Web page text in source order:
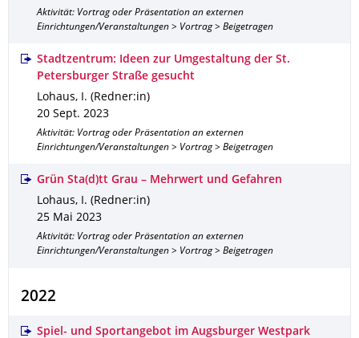
Aktivität: Vortrag oder Präsentation an externen
Einrichtungen/Veranstaltungen > Vortrag > Beigetragen
Stadtzentrum: Ideen zur Umgestaltung der St.
Petersburger Straße gesucht
Lohaus, I. (Redner:in)
20 Sept. 2023
Aktivität: Vortrag oder Präsentation an externen
Einrichtungen/Veranstaltungen > Vortrag > Beigetragen
Grün Sta(d)tt Grau – Mehrwert und Gefahren
Lohaus, I. (Redner:in)
25 Mai 2023
Aktivität: Vortrag oder Präsentation an externen
Einrichtungen/Veranstaltungen > Vortrag > Beigetragen
2022
Spiel- und Sportangebot im Augsburger Westpark